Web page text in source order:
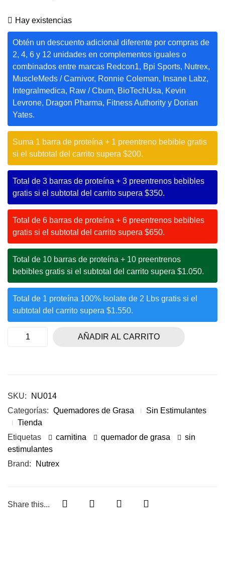
Hay existencias
Obtén un descuento adicional diferente por compras de
2, 4, 6 y 12 unidades en complementos iguales o
combinados entre marcas Redcon1, Bpi Sports, Nutrex,
MuscleMeds / Carnivor, Ronnie Coleman, Insane Labz,
Integralmedica, Raw / Cbum, BioTechUsa, Kevin
Levrone, Dragon Pharma, Fitness Authority y Dorian
Yates.
Suma 1 barra de proteína + 1 preentreno bebible gratis
si el subtotal del carrito supera $200.
Total de 3 barras de proteína + 3 preentrenos bebibles
gratis si el subtotal del carrito supera $350.
Total de 6 barras de proteína + 6 preentrenos bebibles
gratis si el subtotal del carrito supera $650.
Total de 10 barras de proteína + 10 preentrenos
bebibles gratis si el subtotal del carrito supera $1.050.
Total de 1 proteína 100% Isolate de 2 Lbs gratis si el
subtotal del carrito supera $1.550.
AÑADIR AL CARRITO
SKU:
NU014
Categorías: Quemadores de Grasa
Sin Estimulantes
Tienda
Etiquetas
carnitina quemador de grasa
sin
estimulantes
Brand:
Nutrex
Share this...